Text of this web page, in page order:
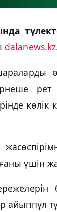
рет
үшін
айыппұл